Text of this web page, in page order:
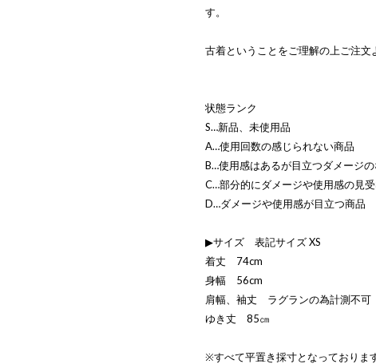
す。
古着ということをご理解の上ご注文
状態ランク
S…新品、未使用品
A…使用回数の感じられない商品
B…使用感はあるが目立つダメージ
C…部分的にダメージや使用感の見
D…ダメージや使用感が目立つ商品
▶サイズ 表記サイズ XS
着丈 74cm
身幅 56cm
肩幅、袖丈 ラグランの為計測不可
ゆき丈 85㎝
※すべて平置き採寸となっておりま